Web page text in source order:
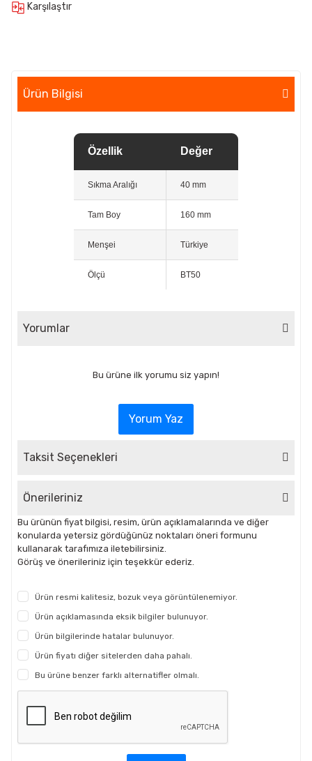
Karşılaştır
Ürün Bilgisi
Özellik Değer
Sıkma Aralığı 40 mm
Tam Boy 160 mm
Menşei Türkiye
Ölçü BT50
Yorumlar
Bu ürüne ilk yorumu siz yapın!
Yorum Yaz
Taksit Seçenekleri
Önerileriniz
Bu ürünün fiyat bilgisi, resim, ürün açıklamalarında ve diğer
konularda yetersiz gördüğünüz noktaları öneri formunu
kullanarak tarafımıza iletebilirsiniz.
Görüş ve önerileriniz için teşekkür ederiz.
Ürün resmi kalitesiz, bozuk veya görüntülenemiyor.
Ürün açıklamasında eksik bilgiler bulunuyor.
Ürün bilgilerinde hatalar bulunuyor.
Ürün fiyatı diğer sitelerden daha pahalı.
Bu ürüne benzer farklı alternatifler olmalı.